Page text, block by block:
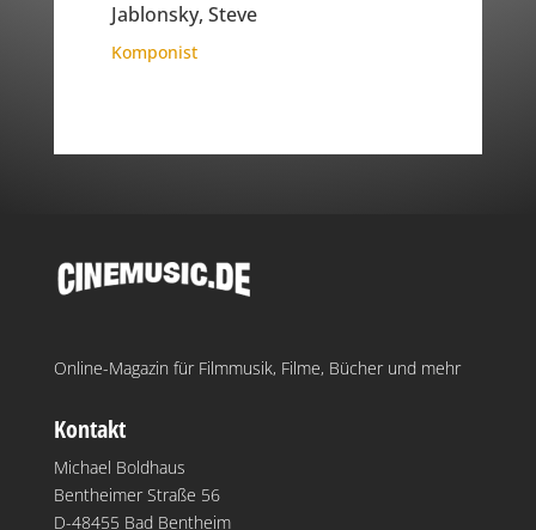
Jablonsky, Steve
Komponist
Online-Magazin für Filmmusik, Filme, Bücher und mehr
Kontakt
Michael Boldhaus
Bentheimer Straße 56
D-48455 Bad Bentheim